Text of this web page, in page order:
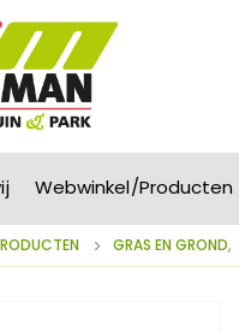
Webwinkel/Producten
GRAS EN GROND,